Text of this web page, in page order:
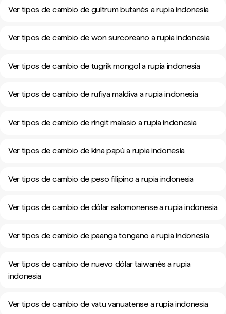
Ver tipos de cambio de gultrum butanés a rupia indonesia
Ver tipos de cambio de won surcoreano a rupia indonesia
Ver tipos de cambio de tugrik mongol a rupia indonesia
Ver tipos de cambio de rufiya maldiva a rupia indonesia
Ver tipos de cambio de ringit malasio a rupia indonesia
Ver tipos de cambio de kina papú a rupia indonesia
Ver tipos de cambio de peso filipino a rupia indonesia
Ver tipos de cambio de dólar salomonense a rupia indonesia
Ver tipos de cambio de paanga tongano a rupia indonesia
Ver tipos de cambio de nuevo dólar taiwanés a rupia
indonesia
Ver tipos de cambio de vatu vanuatense a rupia indonesia